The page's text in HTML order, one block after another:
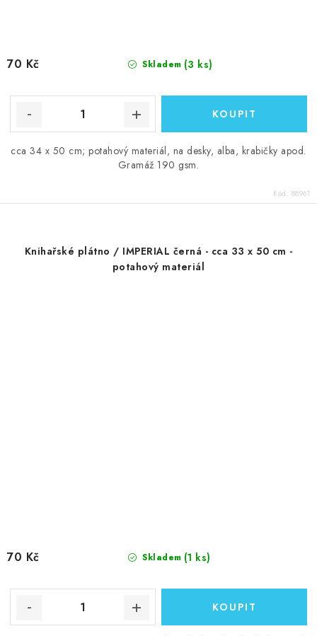
Skladem (3 ks)
70 Kč
cca 34 x 50 cm; potahový materiál, na desky, alba, krabičky apod.
Gramáž 190 gsm.
Kód: 88961
Knihařské plátno / IMPERIAL černá - cca 33 x 50 cm -
potahový materiál
Skladem (1 ks)
70 Kč